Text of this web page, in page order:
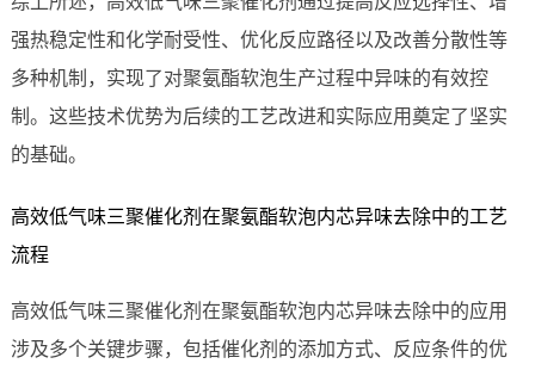
强热稳定性和化学耐受性、优化反应路径以及改善分散性等
多种机制，实现了对聚氨酯软泡生产过程中异味的有效控
制。这些技术优势为后续的工艺改进和实际应用奠定了坚实
的基础。
高效低气味三聚催化剂在聚氨酯软泡内芯异味去除中的工艺
流程
高效低气味三聚催化剂在聚氨酯软泡内芯异味去除中的应用
涉及多个关键步骤，包括催化剂的添加方式、反应条件的优